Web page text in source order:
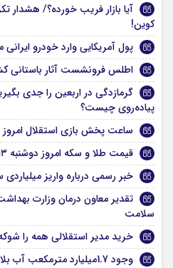
آیا بازار فریب خورده؟/ هشدار
کوین!
پول آمریکایی وارد خودرو
اطلس فرونشست آثار باستانی
گرمازدگی در اربعین را جدی
پیاده‌روی چیست؟
ساعت پخش بازی استقلال امروز
قیمت طلا و سکه امروز دوشنبه ۱۳ مرداد ۱۴۰۴
خبر رسمی درباره واریز
تقدیر معاون درمان وزارت
سلامت
خرید مدیر استقلالی همه را
وجود 1.7میلیارد مترمکعب آب بلااستفاده در صنایع